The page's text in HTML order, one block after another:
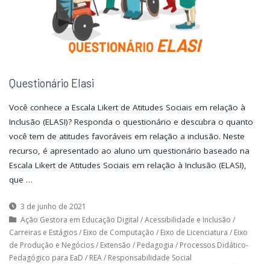
Questionário Elasi
Você conhece a Escala Likert de Atitudes Sociais em relação à
Inclusão (ELASI)? Responda o questionário e descubra o quanto
você tem de atitudes favoráveis em relação a inclusão. Neste
recurso, é apresentado ao aluno um questionário baseado na
Escala Likert de Atitudes Sociais em relação à Inclusão (ELASI),
que …
3 de junho de 2021
Ação Gestora em Educação Digital /Acessibilidade e Inclusão /
Carreiras e Estágios/ Eixo de Computação / Eixo de Licenciatura / Eixo
de Produção e Negócios/ Extensão / Pedagogia / Processos Didático-
Pedagógico para EaD / REA/ Responsabilidade Social